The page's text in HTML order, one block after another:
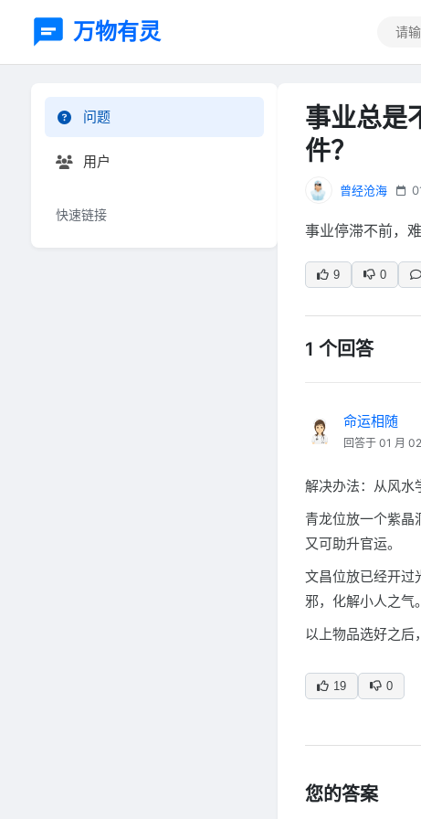
万物有灵
问题
用户
快速链接
事业总是
件？
曾经沧海
事业停滞不前，
9 0
1 个回答
命运相随
回答于 01 月
解决办法：从风水
青龙位放一个紫晶
又可助升官运。
文昌位放已经开过
邪，化解小人之气。
以上物品选好之后
19 0
您的答案